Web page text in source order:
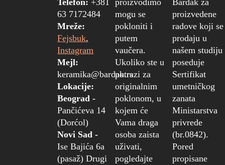
Telefon: +381
63 7172484
Mreže:
Fejsbuk,
Instagram
Mejl:
keramika@bardak.rs
Lokacije:
Beograd -
Pančićeva 14
(Dorćol)
Novi Sad -
Ise Bajića 6a
(pasaž) Drugi
proizvodimo
mogu se
pokloniti i
putem
vaučera.
Ukoliko ste u
potrazi za
originalnim
poklonom, u
kojem će
Vama draga
osoba zaista
uživati,
pogledajte
Bardak za
proizvedene
radove koji se
prodaju u
našem studiju
poseduje
Sertifikat
umetničkog
zanata
Ministarstva
privrede
(br.0842).
Pored
propisane